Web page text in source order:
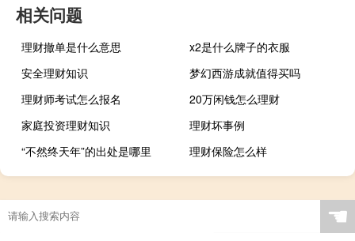
相关问题
理财撤单是什么意思
x2是什么牌子的衣服
安全理财知识
梦幻西游成就值得买吗
理财师考试怎么报名
20万闲钱怎么理财
家庭投资理财知识
理财坏事例
“不然终天年”的出处是哪里
理财保险怎么样
☚